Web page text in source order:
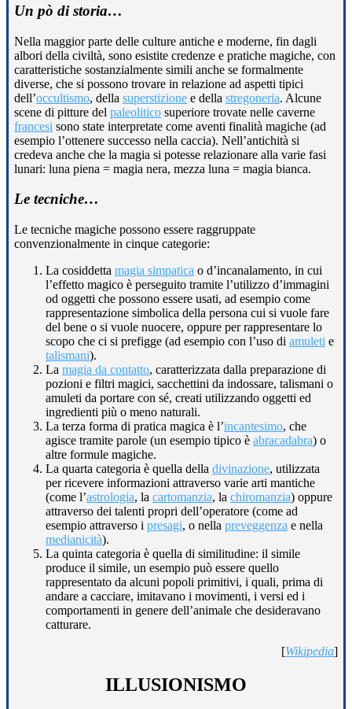
Un pò di storia…
Nella maggior parte delle culture antiche e moderne, fin dagli
albori della civiltà, sono esistite credenze e pratiche magiche, con
caratteristiche sostanzialmente simili anche se formalmente
diverse, che si possono trovare in relazione ad aspetti tipici
dell’occultismo, della superstizione e della stregoneria. Alcune
scene di pitture del paleolitico superiore trovate nelle caverne
francesi sono state interpretate come aventi finalità magiche (ad
esempio l’ottenere successo nella caccia). Nell’antichità si
credeva anche che la magia si potesse relazionare alla varie fasi
lunari: luna piena = magia nera, mezza luna = magia bianca.
Le tecniche…
Le tecniche magiche possono essere raggruppate
convenzionalmente in cinque categorie:
La cosiddetta magia simpatica o d’incanalamento, in cui
l’effetto magico è perseguito tramite l’utilizzo d’immagini
od oggetti che possono essere usati, ad esempio come
rappresentazione simbolica della persona cui si vuole fare
del bene o si vuole nuocere, oppure per rappresentare lo
scopo che ci si prefigge (ad esempio con l’uso di amuleti e
talismani).
La magia da contatto, caratterizzata dalla preparazione di
pozioni e filtri magici, sacchettini da indossare, talismani o
amuleti da portare con sé, creati utilizzando oggetti ed
ingredienti più o meno naturali.
La terza forma di pratica magica è l’incantesimo, che
agisce tramite parole (un esempio tipico è abracadabra) o
altre formule magiche.
La quarta categoria è quella della divinazione, utilizzata
per ricevere informazioni attraverso varie arti mantiche
(come l’astrologia, la cartomanzia, la chiromanzia) oppure
attraverso dei talenti propri dell’operatore (come ad
esempio attraverso i presagi, o nella preveggenza e nella
medianicità).
La quinta categoria è quella di similitudine: il simile
produce il simile, un esempio può essere quello
rappresentato da alcuni popoli primitivi, i quali, prima di
andare a cacciare, imitavano i movimenti, i versi ed i
comportamenti in genere dell’animale che desideravano
catturare.
[Wikipedia]
ILLUSIONISMO